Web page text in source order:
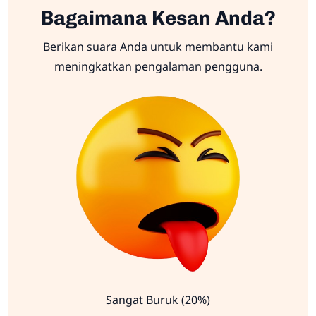
Bagaimana Kesan Anda?
Berikan suara Anda untuk membantu kami
meningkatkan pengalaman pengguna.
Sangat Buruk (20%)